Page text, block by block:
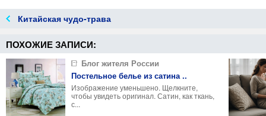
Китайская чудо-трава
ПОХОЖИЕ ЗАПИСИ:
Блог жителя России
Постельное белье из сатина ..
Изображение уменьшено. Щелкните,
чтобы увидеть оригинал. Сатин, как ткань,
с...